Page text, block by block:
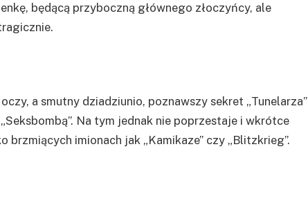
będącą przyboczną głównego złoczyńcy, ale
a smutny dziadziunio, poznawszy sekret „Tunelarza”
Na tym jednak nie poprzestaje i wkrótce
imionach jak „Kamikaze” czy „Blitzkrieg”.